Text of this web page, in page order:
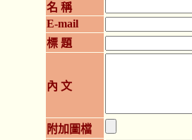
名 稱
E-mail
標 題
內 文
附加圖檔